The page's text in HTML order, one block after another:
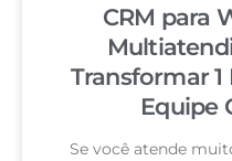
CRM para
Transformar
Equipe
Se você atende